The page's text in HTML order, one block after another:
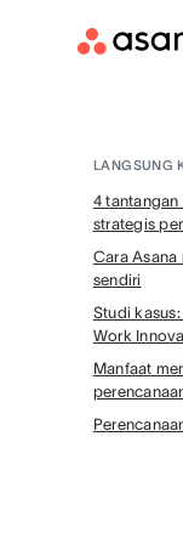
LANGSUNG
4 tantangan
strategis
Cara
sendiri
Studi
Work
Manfaat